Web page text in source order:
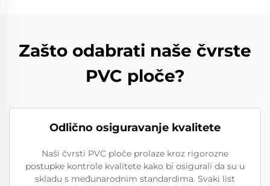
Zašto odabrati naše čvrste
PVC ploče?
Odlično osiguravanje kvalitete
Naši čvrsti PVC ploče prolaze kroz rigorozne
postupke kontrole kvalitete kako bi osigurali da su u
skladu s međunarodnim standardima. Svaki list